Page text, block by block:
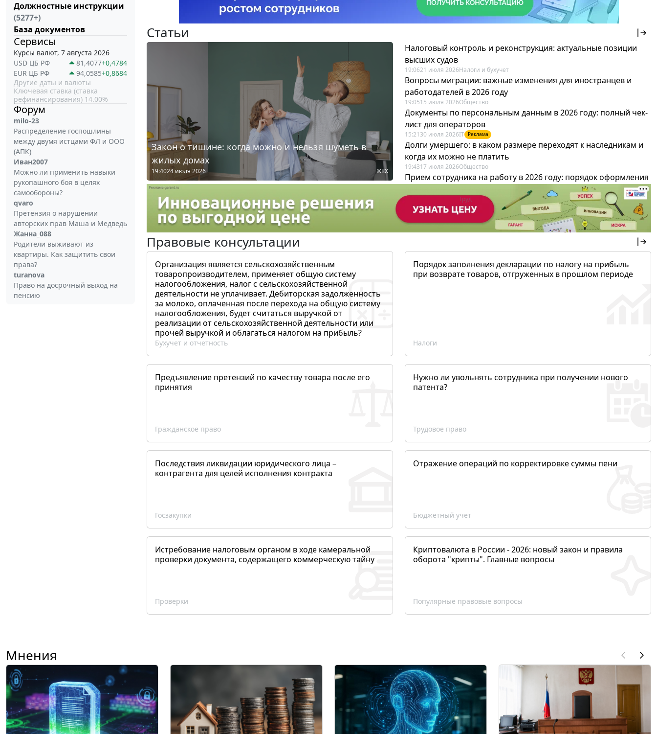
Должностные инструкции
(5277+)
База документов
Сервисы
Курсы валют, 7 августа 2026
USD ЦБ РФ
81,4077+0,4784
EUR ЦБ РФ
94,0585+0,8684
Другие даты и валюты
Ключевая ставка (ставка
рефинансирования) 14.00%
Форум
milo-23
Распределение госпошлины
между двумя истцами ФЛ и ООО
(АПК)
Иван2007
Можно ли применить навыки
рукопашного боя в целях
самообороны?
qvaro
Претензия о нарушении
авторских прав Маша и Медведь
Жанна_088
Родители выживают из
квартиры. Как защитить свои
права?
turanova
Право на досрочный выход на
пенсию
Статьи
Закон о тишине: когда можно и нельзя шуметь в
жилых домах
19:4024 июля 2026 ЖКХ
Налоговый контроль и реконструкция: актуальные позиции
высших судов
19:0621 июля 2026Налоги и бухучет
Вопросы миграции: важные изменения для иностранцев и
работодателей в 2026 году
19:0515 июля 2026Общество
Документы по персональным данным в 2026 году: полный чек-
лист для операторов
15:21 30 июля 2026IT Реклама
Долги умершего: в каком размере переходят к наследникам и
когда их можно не платить
19:4317 июля 2026Общество
Прием сотрудника на работу в 2026 году: порядок оформления
12:28 Труд Реклама
Правовые консультации
Организация является сельскохозяйственным
товаропроизводителем, применяет общую систему
налогообложения, налог с сельскохозяйственной
деятельности не уплачивает. Дебиторская задолженность
за молоко, оплаченная после перехода на общую систему
налогообложения, будет считаться выручкой от
реализации от сельскохозяйственной деятельности или
прочей выручкой и облагаться налогом на прибыль?
Бухучет и отчетность
Порядок заполнения декларации по налогу на прибыль
при возврате товаров, отгруженных в прошлом периоде
Налоги
Предъявление претензий по качеству товара после его
принятия
Гражданское право
Нужно ли увольнять сотрудника при получении нового
патента?
Трудовое право
Последствия ликвидации юридического лица –
контрагента для целей исполнения контракта
Госзакупки
Отражение операций по корректировке суммы пени
Бюджетный учет
Истребование налоговым органом в ходе камеральной
проверки документа, содержащего коммерческую тайну
Проверки
Криптовалюта в России - 2026: новый закон и правила
оборота "крипты". Главные вопросы
Популярные правовые вопросы
Мнения